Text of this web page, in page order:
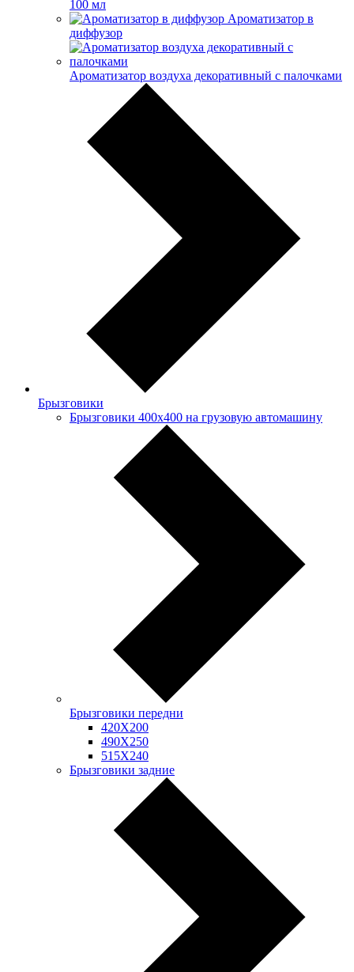
100 мл
Ароматизатор в
диффузор
Ароматизатор воздуха декоративный с палочками
Брызговики
Брызговики 400х400 на грузовую автомашину
Брызговики передни
420Х200
490Х250
515Х240
Брызговики задние